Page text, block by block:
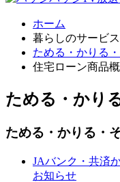
ホーム
暮らしのサービス
ためる・かりる
住宅ローン商品
ためる・かり
ためる・かりる・
JAバンク・共済
お知らせ